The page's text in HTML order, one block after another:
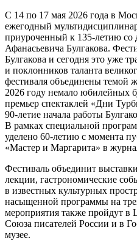
С 14 по 17 мая 2026 года в
ежегодный
приуроченный к 135-летию со
Афанасьевича Булгакова.
Булгакова и сегодня это уже
и поклонников таланта
фестиваля объединены темой
2026 году немало юбилейных
премьер спектаклей «Дни
90-летие начала работы
В рамках специальной
уделено 60-летию с момента
«Мастер и Маргарита» в
Фестиваль объединит
лекции, гастрономические
в известных культурных
насыщенной программы на
мероприятия также пройдут в
Союза писателей России и в
музее.